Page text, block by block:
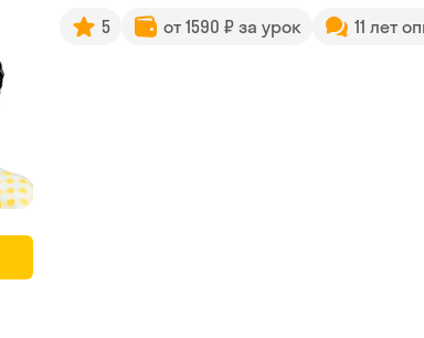
5 от 1590 ₽ за урок 11 лет